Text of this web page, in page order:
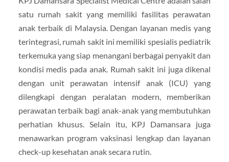
satu rumah sakit yang memiliki fasilitas perawatan
anak terbaik di Malaysia. Dengan layanan medis yang
terintegrasi, rumah sakit ini memiliki spesialis pediatrik
terkemuka yang siap menangani berbagai penyakit dan
kondisi medis pada anak. Rumah sakit ini juga dikenal
dengan unit perawatan intensif anak (ICU) yang
dilengkapi dengan peralatan modern, memberikan
perawatan terbaik bagi anak-anak yang membutuhkan
perhatian khusus. Selain itu, KPJ Damansara juga
menawarkan program vaksinasi lengkap dan layanan
check-up kesehatan anak secara rutin.